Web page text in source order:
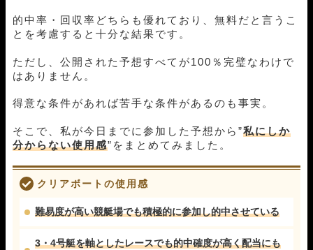
的中率・回収率どちらも優れており、無料だと言うこ
とを考慮すると十分な結果です。
ただし、公開された予想すべてが100％完璧なわけで
はありません。
得意な条件があれば苦手な条件があるのも事実。
そこで、私が今日までに参加した予想から”私にしか
分からない使用感”をまとめてみました。
クリアボートの使用感
難易度が高い競艇場でも積極的に参加し的中させている
3・4号艇を軸としたレースでも的中確度が高く配当にも